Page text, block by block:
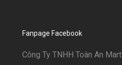
Fanpage Facebook
Công Ty TNHH Toàn An Mart